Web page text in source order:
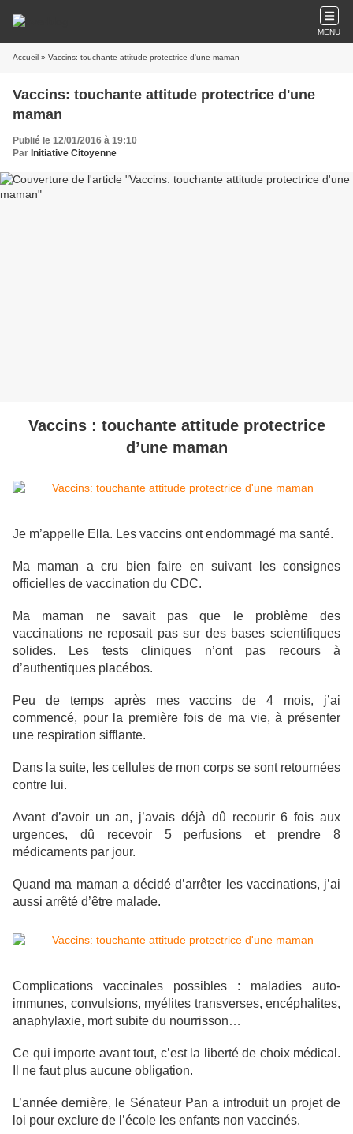
MENU
Accueil » Vaccins: touchante attitude protectrice d'une maman
Vaccins: touchante attitude protectrice d'une
maman
Publié le 12/01/2016 à 19:10
Par Initiative Citoyenne
Vaccins : touchante attitude protectrice
d’une maman
Je m’appelle Ella. Les vaccins ont endommagé ma santé.
Ma maman a cru bien faire en suivant les consignes
officielles de vaccination du CDC.
Ma maman ne savait pas que le problème des
vaccinations ne reposait pas sur des bases scientifiques
solides. Les tests cliniques n’ont pas recours à
d’authentiques placébos.
Peu de temps après mes vaccins de 4 mois, j’ai
commencé, pour la première fois de ma vie, à présenter
une respiration sifflante.
Dans la suite, les cellules de mon corps se sont retournées
contre lui.
Avant d’avoir un an, j’avais déjà dû recourir 6 fois aux
urgences, dû recevoir 5 perfusions et prendre 8
médicaments par jour.
Quand ma maman a décidé d’arrêter les vaccinations, j’ai
aussi arrêté d’être malade.
Complications vaccinales possibles : maladies auto-
immunes, convulsions, myélites transverses, encéphalites,
anaphylaxie, mort subite du nourrisson…
Ce qui importe avant tout, c’est la liberté de choix médical.
Il ne faut plus aucune obligation.
L’année dernière, le Sénateur Pan a introduit un projet de
loi pour exclure de l’école les enfants non vaccinés.